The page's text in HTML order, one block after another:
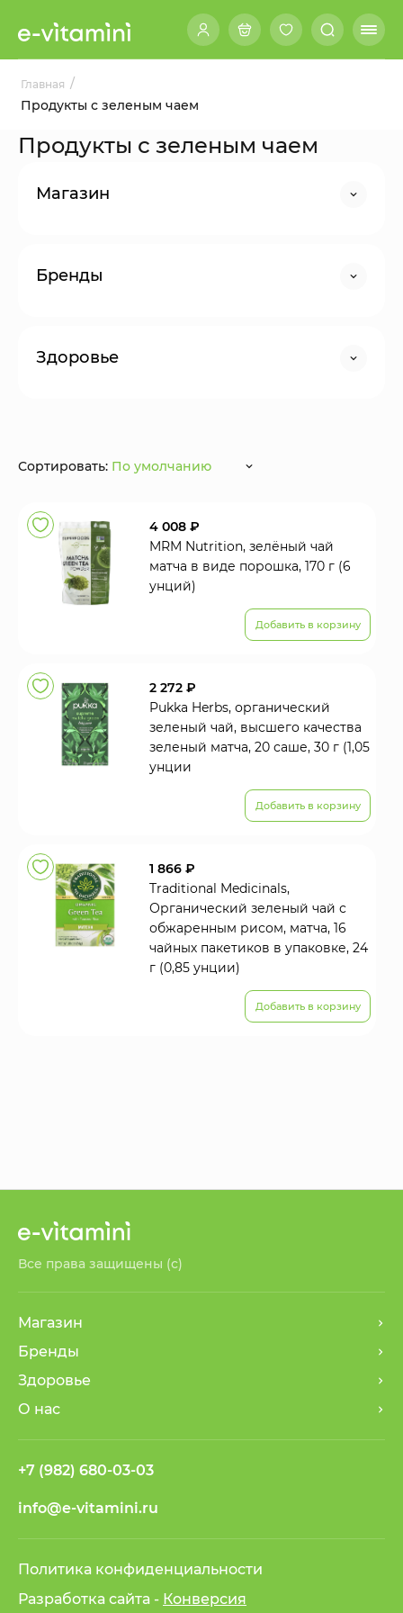
Главная /
Продукты с зеленым чаем
Продукты с зеленым чаем
Магазин
Бренды
Здоровье
Сортировать: По умолчанию
4 008 ₽
MRM Nutrition, зелёный чай
матча в виде порошка, 170 г (6
унций)
Добавить в корзину
2 272 ₽
Pukka Herbs, органический
зеленый чай, высшего качества
зеленый матча, 20 саше, 30 г (1,05
унции
Добавить в корзину
1 866 ₽
Traditional Medicinals,
Органический зеленый чай с
обжаренным рисом, матча, 16
чайных пакетиков в упаковке, 24
г (0,85 унции)
Добавить в корзину
Все права защищены (с)
Магазин
Бренды
Здоровье
О нас
+7 (982) 680-03-03
info@e-vitamini.ru
Политика конфиденциальности
Разработка сайта - Конверсия